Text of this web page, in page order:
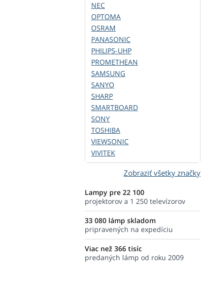
NEC
OPTOMA
OSRAM
PANASONIC
PHILIPS-UHP
PROMETHEAN
SAMSUNG
SANYO
SHARP
SMARTBOARD
SONY
TOSHIBA
VIEWSONIC
VIVITEK
Zobraziť všetky značky
Lampy pre 22 100
projektorov a 1 250 televízorov
33 080 lámp skladom
pripravených na expedíciu
Viac než 366 tisíc
predaných lámp od roku 2009